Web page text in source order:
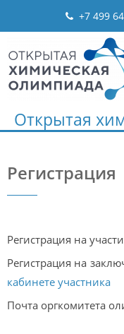
+7 499
Открытая
Регистрация
Регистрация на
Регистрация на
кабинете участника
Почта оргкомитета